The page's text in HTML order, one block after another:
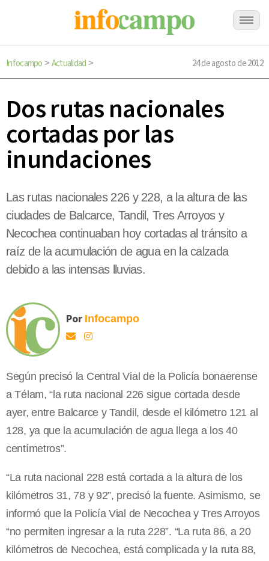
Infocampo > Actualidad > 24 de agosto de 2012
Dos rutas nacionales
cortadas por las
inundaciones
Las rutas nacionales 226 y 228, a la altura de las
ciudades de Balcarce, Tandil, Tres Arroyos y
Necochea continuaban hoy cortadas al tránsito a
raíz de la acumulación de agua en la calzada
debido a las intensas lluvias.
Por Infocampo
Según precisó la Central Vial de la Policía bonaerense
a Télam, “la ruta nacional 226 sigue cortada desde
ayer, entre Balcarce y Tandil, desde el kilómetro 121 al
128, ya que la acumulación de agua llega a los 40
centímetros”.
“La ruta nacional 228 está cortada a la altura de los
kilómetros 31, 78 y 92”, precisó la fuente. Asimismo, se
informó que la Policía Vial de Necochea y Tres Arroyos
“no permiten ingresar a la ruta 228”. “La ruta 86, a 20
kilómetros de Necochea, está complicada y la ruta 88,